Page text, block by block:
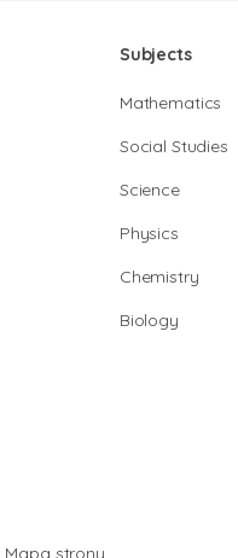
Subjects
Mathematics
Social Studies
Science
Physics
Chemistry
Biology
Mapa strony